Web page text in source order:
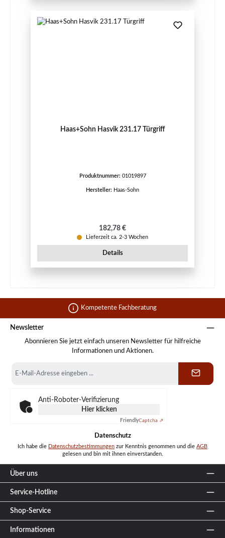
Haas+Sohn Hasvik 231.17 Türgriff
Produktnummer: 01019897
Hersteller: Haas-Sohn
Regulärer Preis:
182,78 €
Lieferzeit ca. 2-3 Wochen
Details
Kompetente Fachberatung
Newsletter
Abonnieren Sie jetzt einfach unseren Newsletter für hilfreiche
Informationen und Aktionen.
Mail-
Anti-Roboter-Verifizierung
Hier klicken
FriendlyCaptcha ⇗
Datenschutz
Ich habe die Datenschutzbestimmungen zur Kenntnis genommen und die AGB
gelesen und bin mit ihnen einverstanden.
Über uns
Service-Hotline
Shop-Service
Informationen